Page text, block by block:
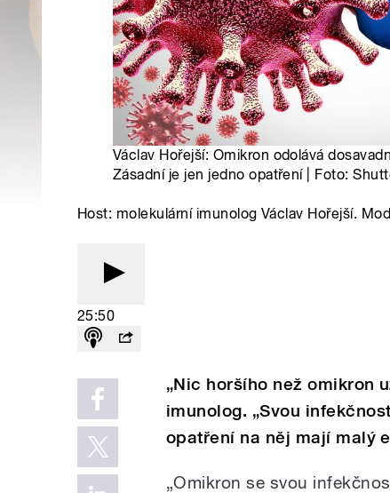
Václav Hořejší: Omikron odolává
Zásadní je jen jedno opatření | Foto:
Host: molekulární imunolog Václav Hořejší.
25:50
„Nic horšího než omikron
imunolog. „Svou
opatření na něj mají malý
„Omikron se svou